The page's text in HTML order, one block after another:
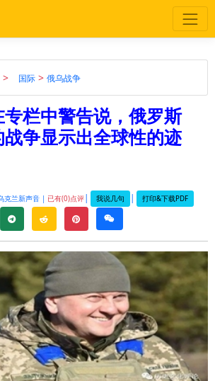
> 国际 > 俄乌战争
栏中警告说，俄罗斯
争显示出全球性的迹
克兰新声音 | 已有(0)点评| 我说几句 | 打印&下载PDF
telegramreddit pinterestweixin